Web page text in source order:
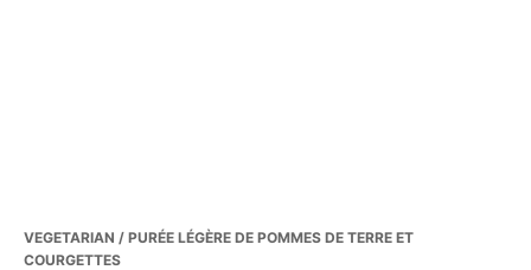
VEGETARIAN / PURÉE LÉGÈRE DE POMMES DE TERRE ET
COURGETTES